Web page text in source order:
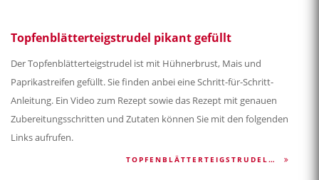
Topfenblätterteigstrudel pikant gefüllt
Der Topfenblätterteigstrudel ist mit Hühnerbrust, Mais und
Paprikastreifen gefüllt. Sie finden anbei eine Schritt-für-Schritt-
Anleitung. Ein Video zum Rezept sowie das Rezept mit genauen
Zubereitungsschritten und Zutaten können Sie mit den folgenden
Links aufrufen.
TOPFENBLÄTTERTEIGSTRUDEL…